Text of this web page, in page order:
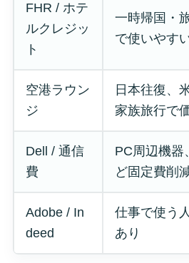
FHR / ホテ
ルクレジッ
ト
一時帰国・
で使いやす
空港ラウン
ジ
日本往復、
家族旅行で
Dell / 通信
費
PC周辺機器
ど固定費削
Adobe / In
deed
仕事で使う
あり